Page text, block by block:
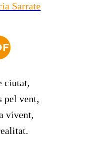
Sarrate
ciutat,
pel vent,
vivent,